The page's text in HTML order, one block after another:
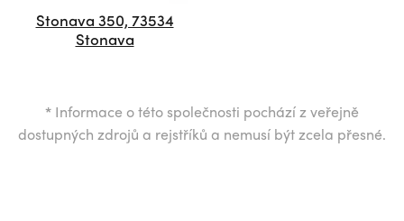
Stonava 350, 73534
Stonava
* Informace o této společnosti pochází z veřejně
dostupných zdrojů a rejstříků a nemusí být zcela přesné.